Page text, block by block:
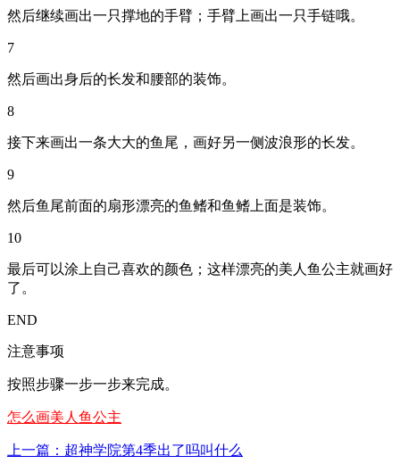
然后继续画出一只撑地的手臂；手臂上画出一只手链哦。
7
然后画出身后的长发和腰部的装饰。
8
接下来画出一条大大的鱼尾，画好另一侧波浪形的长发。
9
然后鱼尾前面的扇形漂亮的鱼鳍和鱼鳍上面是装饰。
10
最后可以涂上自己喜欢的颜色；这样漂亮的美人鱼公主就画好
了。
END
注意事项
按照步骤一步一步来完成。
怎么画美人鱼公主
上一篇：超神学院第4季出了吗叫什么